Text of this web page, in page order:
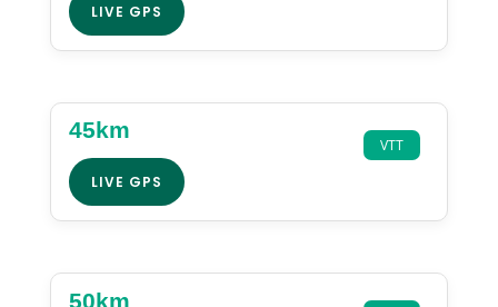
LIVE GPS
VTT
45km
LIVE GPS
50km